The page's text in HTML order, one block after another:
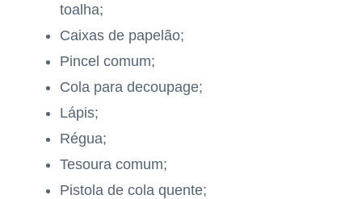
toalha;
Caixas de papelão;
Pincel comum;
Cola para decoupage;
Lápis;
Régua;
Tesoura comum;
Pistola de cola quente;